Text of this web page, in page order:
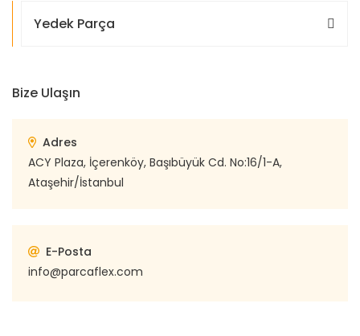
Yedek Parça
Bize Ulaşın
Adres
ACY Plaza, İçerenköy, Başıbüyük Cd. No:16/1-A,
Ataşehir/İstanbul
E-Posta
info@parcaflex.com